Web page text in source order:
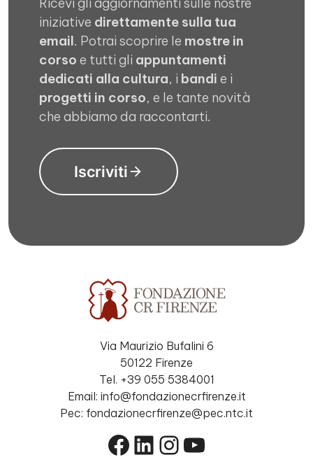
iniziative direttamente sulla tua
email. Potrai scoprire le mostre in
corso e tutti gli appuntamenti
dedicati alla cultura, i bandi e i
progetti in corso, e le tante novità
che abbiamo da raccontarti.
Iscriviti
Via Maurizio Bufalini 6
50122 Firenze
Tel. +39 055 5384001
Email: info@fondazionecrfirenze.it
Pec: fondazionecrfirenze@pec.ntc.it
Facebook
LinkedIn
Instagram
YouTube